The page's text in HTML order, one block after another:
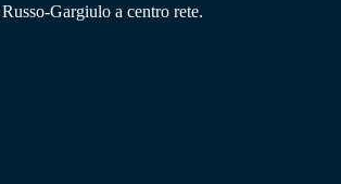
Gargiulo a centro rete.